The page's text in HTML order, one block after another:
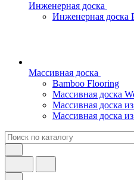
Инженерная доска
Инженерная доска
Массивная доска
Bamboo Flooring
Массивная доска
Массивная доска
Массивная доска